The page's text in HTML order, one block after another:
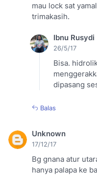
mau lock sat
trimakasih.
Ibnu Rusydi
26/5/17
Bisa.
dipasang
Balas
Unknown
17/12/17
Bg gnana atur
hanya palapa ke